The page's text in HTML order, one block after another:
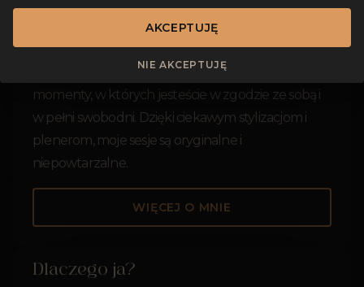
pierwszym miejscu osobowość i emocje.
Niezależnie od tego, czy robimy zdjęcia ślubne,
rodzinne czy artystyczne, staram się złapać
momenty, w których jesteście w zgodzie ze sobą i
w pełni swobodni. Dzięki ciekawym stylizacjom i
plenerom, moje sesje są oryginalne i
niepowtarzalne.
WIĘCEJ O MNIE
Dlaczego ja?
AKCEPTUJĘ
NIE AKCEPTUJĘ